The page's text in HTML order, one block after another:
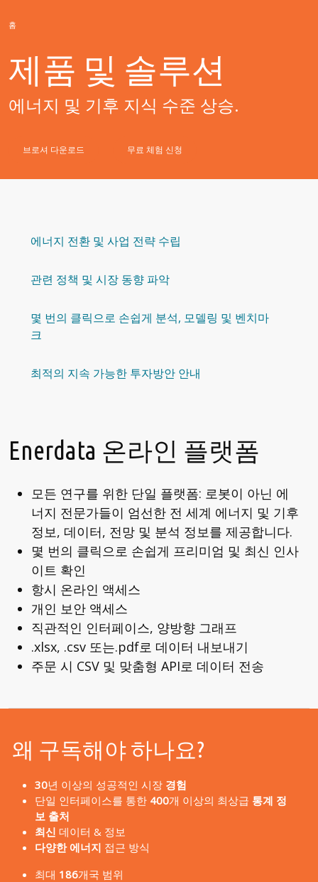
홈
제품 및 솔루션
에너지 및 기후 지식 수준 상승.
브로셔 다운로드 무료 체험 신청
에너지 전환 및 사업 전략 수립
관련 정책 및 시장 동향 파악
몇 번의 클릭으로 손쉽게 분석, 모델링 및 벤치마
크
최적의 지속 가능한 투자방안 안내
Enerdata 온라인 플랫폼
모든 연구를 위한 단일 플랫폼: 로봇이 아닌 에
너지 전문가들이 엄선한 전 세계 에너지 및 기후
정보, 데이터, 전망 및 분석 정보를 제공합니다.
몇 번의 클릭으로 손쉽게 프리미엄 및 최신 인사
이트 확인
항시 온라인 액세스
개인 보안 액세스
직관적인 인터페이스, 양방향 그래프
.xlsx, .csv 또는.pdf로 데이터 내보내기
주문 시 CSV 및 맞춤형 API로 데이터 전송
왜 구독해야 하나요?
30년 이상의 성공적인 시장 경험
단일 인터페이스를 통한 400개 이상의 최상급 통계 정
보 출처
최신 데이터 & 정보
다양한 에너지 접근 방식
최대 186개국 범위